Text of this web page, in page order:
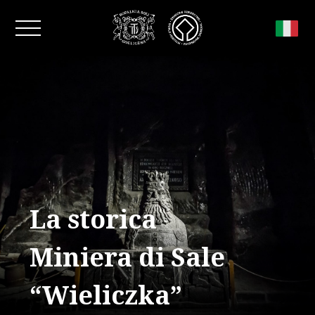
Chiudi la finestra
La storica
Miniera di Sale
“Wieliczka”